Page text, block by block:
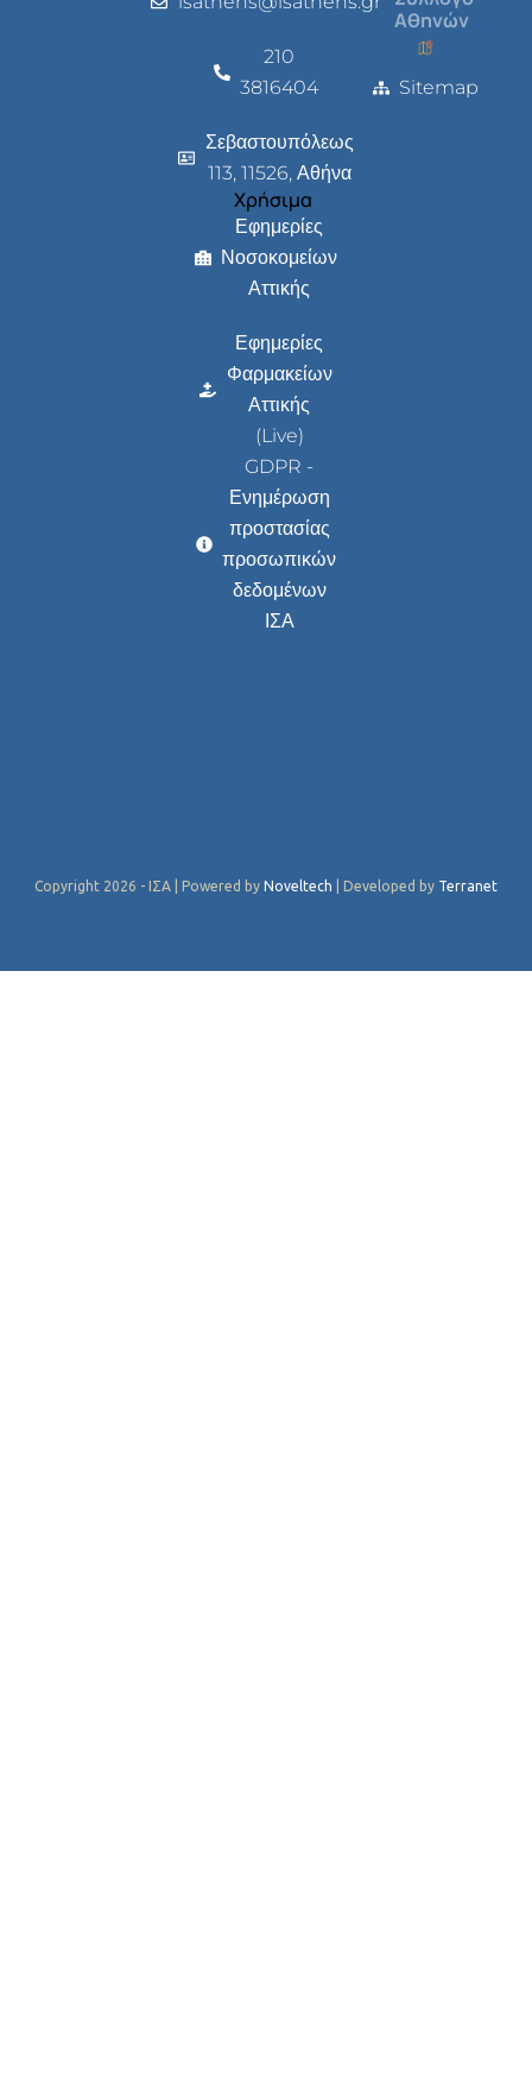
210
3816404
Σεβαστουπόλεως
113, 11526, Αθήνα
Χρήσιμα
Εφημερίες
Νοσοκομείων
Αττικής
Εφημερίες
Φαρμακείων
Αττικής
(Live)
GDPR -
Ενημέρωση
προστασίας
προσωπικών
δεδομένων
ΙΣΑ
Αθηνών
Sitemap
Copyright 2026 - ΙΣΑ | Powered by Noveltech | Developed by Terranet